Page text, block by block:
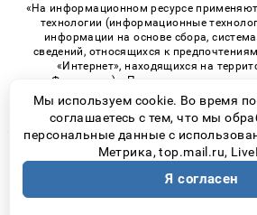
«На информационном ресурсе
технологии (информационные
информации на основе сбора,
сведений, относящихся к
«Интернет», находящихся на
Федерации)». Правила применения
технологий в виджетах рекламно-
© 2026 «ProGorodSamara» | Все
Возрастная категория
Политика
Мы используем cookie. Во время
соглашаетесь с тем, что мы
персональные данные с
Метрика, top.mail.ru,
Я согласен